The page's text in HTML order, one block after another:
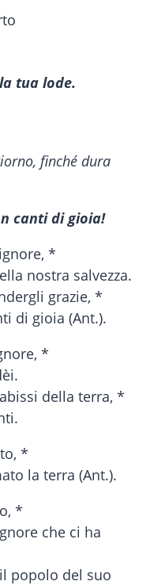
tua lode.
finché dura
canti di gioia!
*
nostra salvezza.
grazie, *
di gioia (Ant.).
*
della terra, *
*
la terra (Ant.).
*
che ci ha
popolo del suo